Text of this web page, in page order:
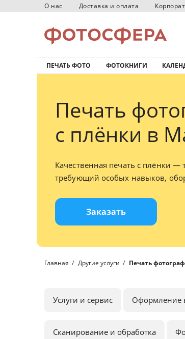
О нас Доставка и оплата
ПЕЧАТЬ ФОТО ФОТОКНИГИ
Печать
с плёнки в
Качественная печать с плёнки —
требующий особых навыков,
Заказать
Главная Другие услуги Печать
Услуги и сервис Оформление
Сканирование и обработка